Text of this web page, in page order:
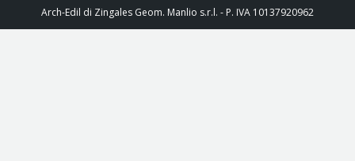
Arch-Edil di Zingales Geom. Manlio s.r.l. - P. IVA 10137920962